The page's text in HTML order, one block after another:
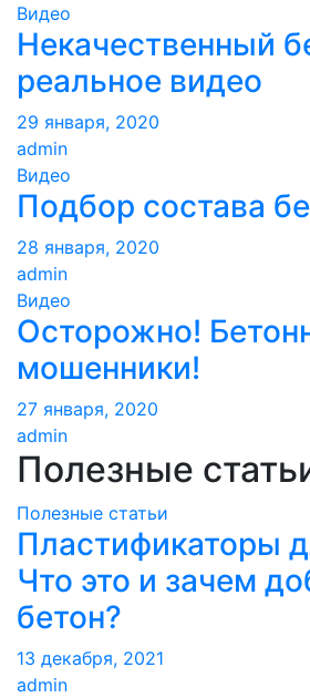
Видео
Некачественный
реальное видео
29 января, 2020
admin
Видео
Подбор состава
28 января, 2020
admin
Видео
Осторожно!
мошенники!
27 января, 2020
admin
Полезные
Полезные статьи
Пластификаторы
Что это и зачем
бетон?
13 декабря, 2021
admin